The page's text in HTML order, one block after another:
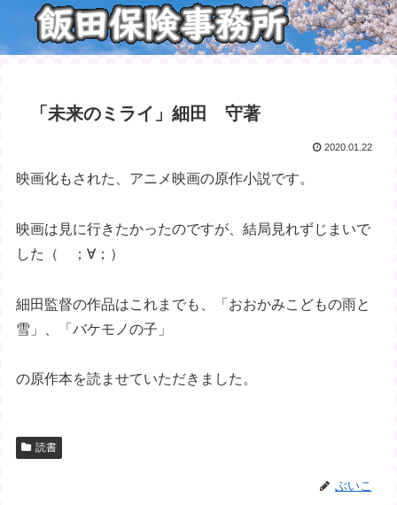
「未来のミライ」細田 守著
2020.01.22
映画化もされた、アニメ映画の原作小説です。
映画は見に行きたかったのですが、結局見れずじまいで
した（ ；∀；）
細田監督の作品はこれまでも、「おおかみこどもの雨と
雪」、「バケモノの子」
の原作本を読ませていただきました。
読書
ぶいこ